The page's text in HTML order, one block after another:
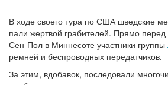
В ходе своего тура по США шведские
пали жертвой грабителей. Прямо перед
Сен-Пол в Миннесоте участники группы
ремней и беспроводных передатчиков.
За этим, вдобавок, последовали